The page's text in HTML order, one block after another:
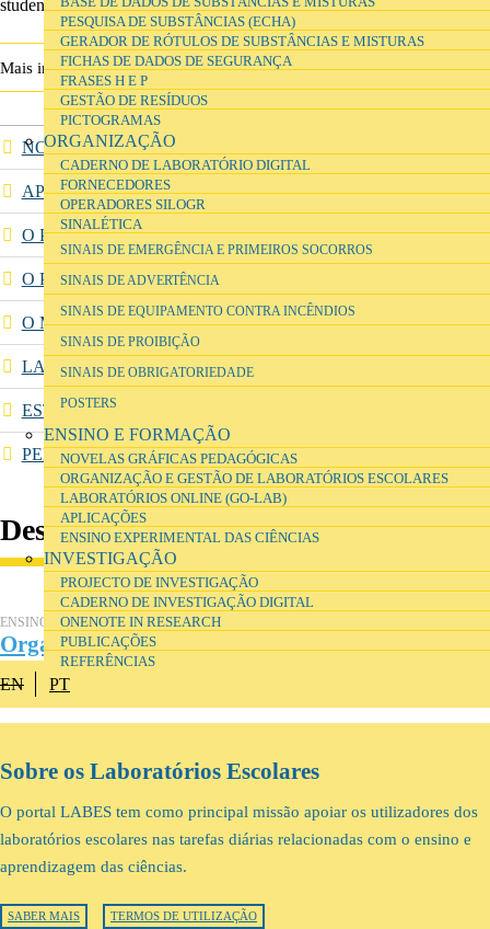
PESQUISA DE SUBSTÂNCIAS (ECHA)
GERADOR DE RÓTULOS DE SUBSTÂNCIAS E MISTURAS
FICHAS DE DADOS DE SEGURANÇA
FRASES H E P
GESTÃO DE RESÍDUOS
PICTOGRAMAS
ORGANIZAÇÃO
CADERNO DE LABORATÓRIO DIGITAL
FORNECEDORES
OPERADORES SILOGR
SINALÉTICA
SINAIS DE EMERGÊNCIA E PRIMEIROS SOCORROS
SINAIS DE ADVERTÊNCIA
SINAIS DE EQUIPAMENTO CONTRA INCÊNDIOS
SINAIS DE PROIBIÇÃO
SINAIS DE OBRIGATORIEDADE
POSTERS
ENSINO E FORMAÇÃO
NOVELAS GRÁFICAS PEDAGÓGICAS
ORGANIZAÇÃO E GESTÃO DE LABORATÓRIOS ESCOLARES
LABORATÓRIOS ONLINE (GO-LAB)
APLICAÇÕES
ENSINO EXPERIMENTAL DAS CIÊNCIAS
INVESTIGAÇÃO
PROJECTO DE INVESTIGAÇÃO
CADERNO DE INVESTIGAÇÃO DIGITAL
ONENOTE IN RESEARCH
PUBLICAÇÕES
REFERÊNCIAS
EN PT
students and school teachers.
Mais informação Chemix 2.0
NOTÍCIAS
APRESENTAÇÃO
O PASSADO
O PROGRAMA DA PARQUE ESCOLAR EPE
O MODELO PROPOSTO PARA O PROGRAMA
LABORATÓRIOS INTERVENCIONADOS
ESTÚDIOS DE APRENDIZAGEM DE CIÊNCIAS
PERGUNTAS FREQUENTES
Destaque
ENSINO E FORMAÇÃO
Organização e gestão de laboratórios escolares
Sobre os Laboratórios Escolares
O portal LABES tem como principal missão apoiar os utilizadores dos
laboratórios escolares nas tarefas diárias relacionadas com o ensino e
aprendizagem das ciências.
SABER MAIS TERMOS DE UTILIZAÇÃO